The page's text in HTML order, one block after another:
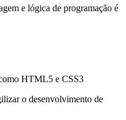
e lógica de programação é
HTML5 e CSS3
o desenvolvimento de